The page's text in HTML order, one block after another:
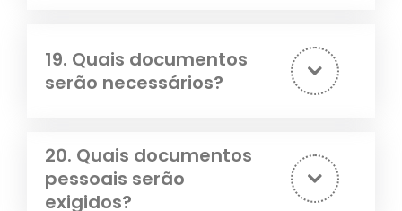
19. Quais documentos
serão necessários?
20. Quais documentos
pessoais serão
exigidos?